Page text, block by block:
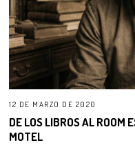
12 DE MARZO DE 2020
DE LOS LIBROS AL ROOM
MOTEL